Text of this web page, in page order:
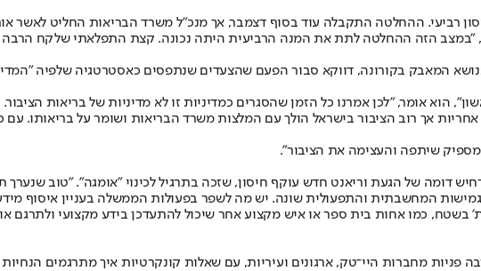
רביעי. ההחלטה התקבלה עוד בסוף דצמבר, אך מנכ"ל משרד הבריאות החליט לאשר
"במצב הזה ההחלטה לתת את המנה הרביעית היתה נכונה. קצת התפלאתי שלקח
המאבק בקורונה, דווקא סבור הפעם שהצעדים שנתפסים כאסטרטגיה שלפיה
הוא אומר, "לכן אמרנו כל הזמן שהסגרים כמדיניות זו לא מדיניות של בריאות
אך רוב הציבור בישראל הולך עם המלצות משרד הבריאות ושומר על בריאותו. עם
שיתפה והעצימה את הציבור".
דומה של הגעת וריאנט חדש עוקף חיסון, שזכה בתרגיל לכינוי "אומגה". "טוב שנערך
המחשבתית והתפעולית שונה. יש מה לשפר בפעולות הממשלה בעניין איסוף
כמו אחות בית ספר או איש מקצוע אחר שיכול להתעדכן בידע מקצועי ולתרגם
מחברות היי־טק, ארגונים ועיריות, עם שאלות קונקרטיות איך מתרגמים